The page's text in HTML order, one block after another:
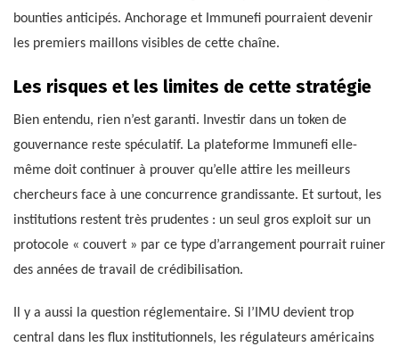
bounties anticipés. Anchorage et Immunefi pourraient devenir
les premiers maillons visibles de cette chaîne.
Les risques et les limites de cette stratégie
Bien entendu, rien n’est garanti. Investir dans un token de
gouvernance reste spéculatif. La plateforme Immunefi elle-
même doit continuer à prouver qu’elle attire les meilleurs
chercheurs face à une concurrence grandissante. Et surtout, les
institutions restent très prudentes : un seul gros exploit sur un
protocole « couvert » par ce type d’arrangement pourrait ruiner
des années de travail de crédibilisation.
Il y a aussi la question réglementaire. Si l’IMU devient trop
central dans les flux institutionnels, les régulateurs américains